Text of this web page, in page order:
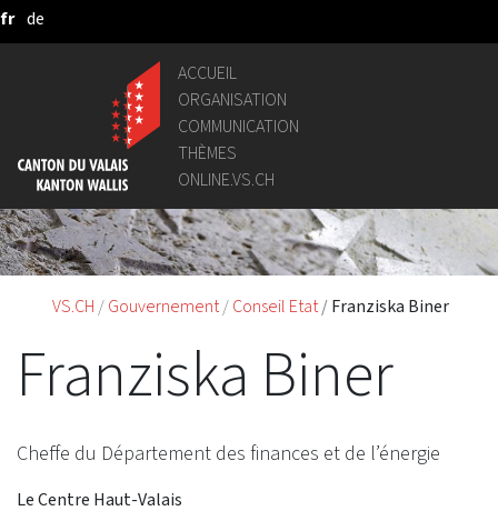
Saut au contenu principal
fr de
ACCUEIL
ORGANISATION
COMMUNICATION
THÈMES
ONLINE.VS.CH
VS.CH Gouvernement Conseil Etat Franziska Biner
Franziska Biner
Cheffe du Département des finances et de l’énergie
Le Centre Haut-Valais